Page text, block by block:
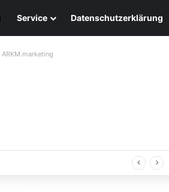
Service Datenschutzerklärung
ARKM.marketing